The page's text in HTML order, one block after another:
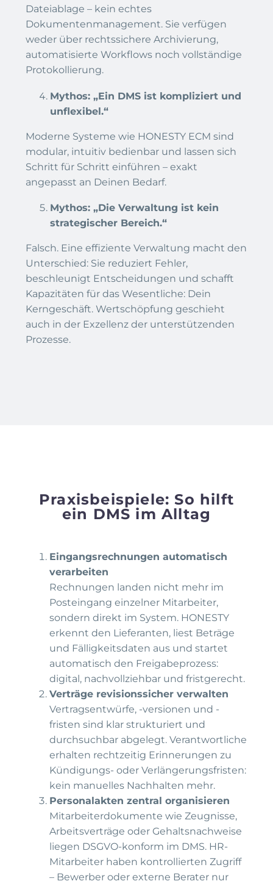
Dateiablage – kein echtes
Dokumentenmanagement. Sie verfügen
weder über rechtssichere Archivierung,
automatisierte Workflows noch vollständige
Protokollierung.
Mythos: „Ein DMS ist kompliziert und
unflexibel.“
Moderne Systeme wie HONESTY ECM sind
modular, intuitiv bedienbar und lassen sich
Schritt für Schritt einführen – exakt
angepasst an Deinen Bedarf.
Mythos: „Die Verwaltung ist kein
strategischer Bereich.“
Falsch. Eine effiziente Verwaltung macht den
Unterschied: Sie reduziert Fehler,
beschleunigt Entscheidungen und schafft
Kapazitäten für das Wesentliche: Dein
Kerngeschäft. Wertschöpfung geschieht
auch in der Exzellenz der unterstützenden
Prozesse.
Praxisbeispiele: So hilft
ein DMS im Alltag
Eingangsrechnungen automatisch
verarbeiten
Rechnungen landen nicht mehr im
Posteingang einzelner Mitarbeiter,
sondern direkt im System. HONESTY
erkennt den Lieferanten, liest Beträge
und Fälligkeitsdaten aus und startet
automatisch den Freigabeprozess:
digital, nachvollziehbar und fristgerecht.
Verträge revisionssicher verwalten
Vertragsentwürfe, -versionen und -
fristen sind klar strukturiert und
durchsuchbar abgelegt. Verantwortliche
erhalten rechtzeitig Erinnerungen zu
Kündigungs- oder Verlängerungsfristen:
kein manuelles Nachhalten mehr.
Personalakten zentral organisieren
Mitarbeiterdokumente wie Zeugnisse,
Arbeitsverträge oder Gehaltsnachweise
liegen DSGVO-konform im DMS. HR-
Mitarbeiter haben kontrollierten Zugriff
– Bewerber oder externe Berater nur